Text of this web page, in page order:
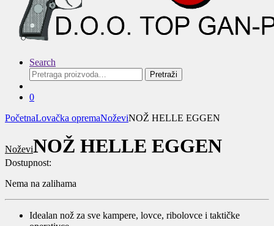
Search
Pretraga
za:
Pretraži
0
PočetnaLovačka opremaNoževiNOŽ HELLE EGGEN
NoževiNOŽ HELLE EGGEN
Dostupnost:
Nema na zalihama
Idealan nož za sve kampere, lovce, ribolovce i taktičke